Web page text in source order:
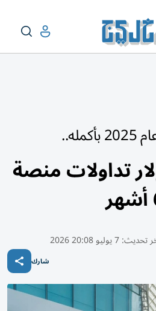
دولار تداولات منصة
تحديث:7 يوليو 20:08 2026
شارك